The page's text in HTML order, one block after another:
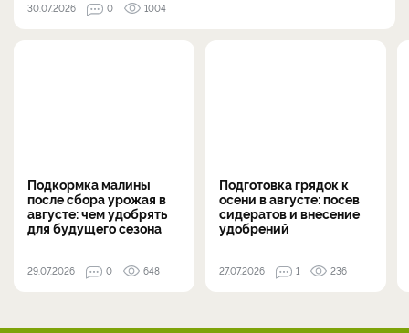
30.07.2026 0 1004
Подкормка малины
после сбора урожая в
августе: чем удобрять
для будущего сезона
29.07.2026 0 648
Подготовка грядок к
осени в августе: посев
сидератов и внесение
удобрений
27.07.2026 1 236